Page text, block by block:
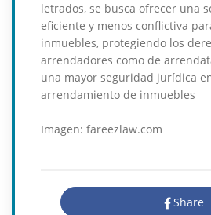
letrados, se busca ofrecer una
eficiente y menos conflictiva
inmuebles, protegiendo los
arrendadores como de
una mayor seguridad jurídica
arrendamiento de inmuebles
Imagen: fareezlaw.com
Share